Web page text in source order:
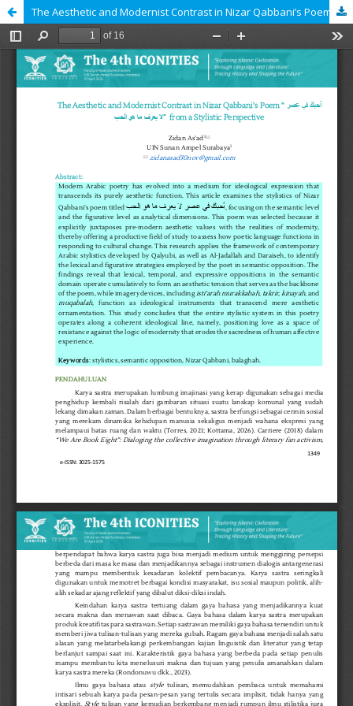
The Aesthetic and Modernist Contrast in Nizar Qabbani’s Poem “أحبك في عصر لا يعرف ما هو الحب” from a Stylistic Perspective